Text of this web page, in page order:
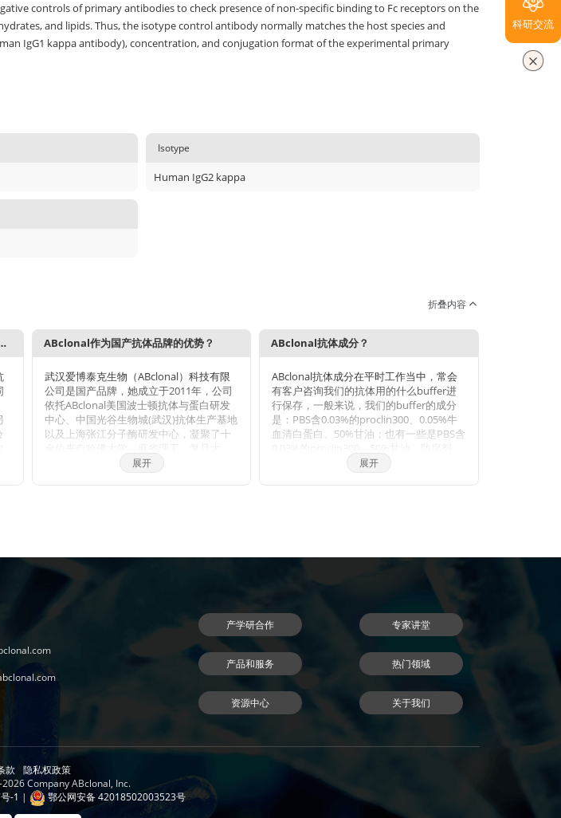
controls of primary antibodies to check presence of non-specific binding to Fc receptors on the
and lipids. Thus, the isotype control antibody normally matches the host species and
IgG1 kappa antibody), concentration, and conjugation format of the experimental primary
Isotype
Human IgG2 kappa
折叠内容
以回收利用几次？ ABclonal作为国产抗体品牌的优势？
武汉爱博泰克生物（ABclonal）科技有限
公司是国产品牌，她成立于2011年，公司
依托ABclonal美国波士顿抗体与蛋白研发
中心、中国光谷生物城(武汉)抗体生产基地
以及上海张江分子酶研发中心，凝聚了十
学、上海交大、中科院生化细胞所和武汉
大学的全球知名分子和免疫学方面博士，
克隆抗体、兔单克隆抗体的生产研发平
台，同时也有包括WB,IHC,IF,IP,CHIP在内
行了严格的检测。当然，我们部分直销地
区也可以帮客户代购进口品牌的产品。同
时也有抗体定制服务。ABclonal抗体优
势：1，严自检，保质量；2产品多，指标
全；3，价格低，货期短。注：ABclonal抗
体价格体系详情见附件
展开
ABclonal抗体成分？
ABclonal抗体成分在平时工作当中，常会
有客户咨询我们的抗体用的什么buffer进
行保存，一般来说，我们的buffer的成分
是：PBS含0.03%的proclin300、0.05%牛
血清白蛋白、50%甘油；也有一些是PBS含
Proclin 300活性成分主要是2-甲基-4-异噻
唑啉-3-酮（MCI）和5-氯-2-甲基-4-异噻唑
展开
科研交流
产学研合作 专家讲堂
产品和服务 热门领域
资源中心 关于我们
款
隐私权政策
Company ABclonal, Inc.
-1 | 鄂公网安备 42018502003523号